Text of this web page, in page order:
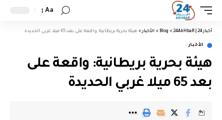
Aa
أخبار 24 | 24AkHbaR >
Blog
> الأخبار > هيئة بحرية بريطانية: واقعة على بعد 65 ميلا غربي الحديدة
الأخبار
هيئة بحرية بريطانية: واقعة على
بعد 65 ميلا غربي الحديدة